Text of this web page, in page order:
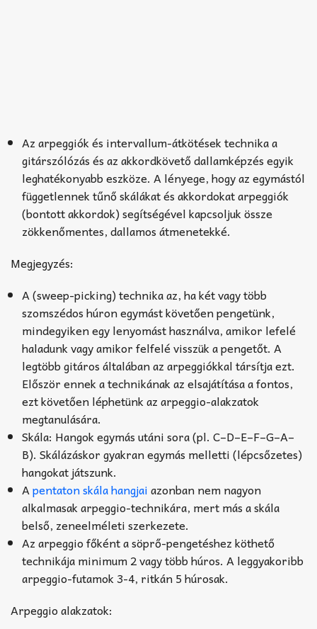
Az arpeggiók és intervallum-átkötések technika a
gitárszólózás és az akkordkövető dallamképzés egyik
leghatékonyabb eszköze. A lényege, hogy az egymástól
függetlennek tűnő skálákat és akkordokat arpeggiók
(bontott akkordok) segítségével kapcsoljuk össze
zökkenőmentes, dallamos átmenetekké.
Megjegyzés:
A (sweep-picking) technika az, ha két vagy több
szomszédos húron egymást követően pengetünk,
mindegyiken egy lenyomást használva, amikor lefelé
haladunk vagy amikor felfelé visszük a pengetőt. A
legtöbb gitáros általában az arpeggiókkal társítja ezt.
Először ennek a technikának az elsajátítása a fontos,
ezt követően léphetünk az arpeggio-alakzatok
megtanulására.
Skála: Hangok egymás utáni sora (pl. C–D–E–F–G–A–
B). Skálázáskor gyakran egymás melletti (lépcsőzetes)
hangokat játszunk.
Apentaton skála hangjaiazonban nem nagyon
alkalmasak arpeggio-technikára, mert más a skála
belső, zeneelméleti szerkezete.
Az arpeggio főként a söprő-pengetéshez köthető
technikája minimum 2 vagy több húros. A leggyakoribb
arpeggio-futamok 3-4, ritkán 5 húrosak.
Arpeggio alakzatok: